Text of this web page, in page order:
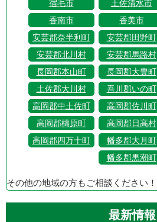
宿毛市
土佐清水市
香南市
香美市
安芸郡奈半利町
安芸郡田野町
安芸郡北川村
安芸郡馬路村
長岡郡本山町
長岡郡大豊町
土佐郡大川村
吾川郡いの町
高岡郡中土佐町
高岡郡佐川町
高岡郡檮原町
高岡郡日高村
高岡郡四万十町
幡多郡大月町
幡多郡黒潮町
その他の地域の方もご相談ください！
最新情報